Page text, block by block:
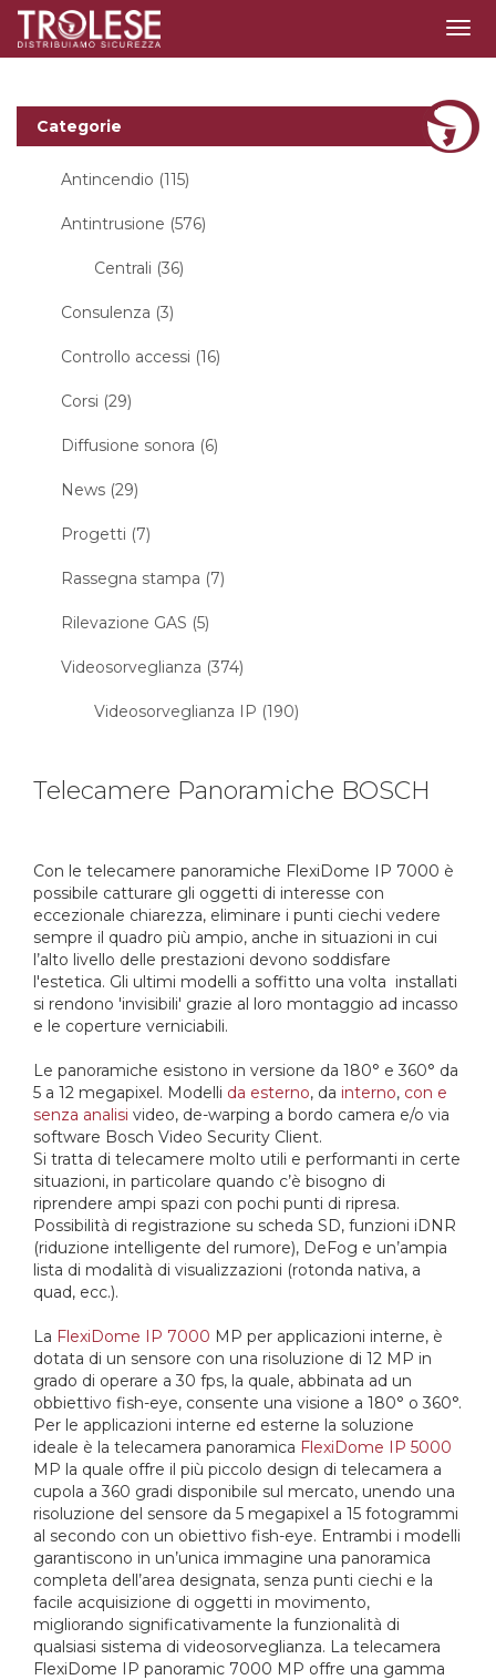
Categorie
Antincendio (115)
Antintrusione (576)
Centrali (36)
Consulenza (3)
Controllo accessi (16)
Corsi (29)
Diffusione sonora (6)
News (29)
Progetti (7)
Rassegna stampa (7)
Rilevazione GAS (5)
Videosorveglianza (374)
Videosorveglianza IP (190)
Telecamere Panoramiche BOSCH
Con le telecamere panoramiche FlexiDome IP 7000 è
possibile catturare gli oggetti di interesse con
eccezionale chiarezza, eliminare i punti ciechi vedere
sempre il quadro più ampio, anche in situazioni in cui
l’alto livello delle prestazioni devono soddisfare
l'estetica. Gli ultimi modelli a soffitto una volta installati
si rendono 'invisibili' grazie al loro montaggio ad incasso
e le coperture verniciabili.
Le panoramiche esistono in versione da 180° e 360° da
5 a 12 megapixel. Modelli da esterno, da interno, con e
senza analisi video, de-warping a bordo camera e/o via
software Bosch Video Security Client.
Si tratta di telecamere molto utili e performanti in certe
situazioni, in particolare quando c’è bisogno di
riprendere ampi spazi con pochi punti di ripresa.
Possibilità di registrazione su scheda SD, funzioni iDNR
(riduzione intelligente del rumore), DeFog e un’ampia
lista di modalità di visualizzazioni (rotonda nativa, a
quad, ecc.).
La FlexiDome IP 7000 MP per applicazioni interne, è
dotata di un sensore con una risoluzione di 12 MP in
grado di operare a 30 fps, la quale, abbinata ad un
obbiettivo fish-eye, consente una visione a 180° o 360°.
Per le applicazioni interne ed esterne la soluzione
ideale è la telecamera panoramica FlexiDome IP 5000
MP la quale offre il più piccolo design di telecamera a
cupola a 360 gradi disponibile sul mercato, unendo una
risoluzione del sensore da 5 megapixel a 15 fotogrammi
al secondo con un obiettivo fish-eye. Entrambi i modelli
garantiscono in un’unica immagine una panoramica
completa dell’area designata, senza punti ciechi e la
facile acquisizione di oggetti in movimento,
migliorando significativamente la funzionalità di
qualsiasi sistema di videosorveglianza. La telecamera
FlexiDome IP panoramic 7000 MP offre una gamma